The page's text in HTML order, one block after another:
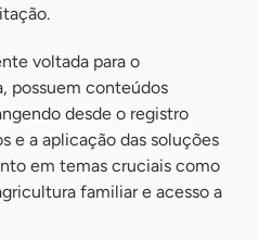
voltada para o
possuem conteúdos
desde o registro
e a aplicação das soluções
em temas cruciais como
familiar e acesso a